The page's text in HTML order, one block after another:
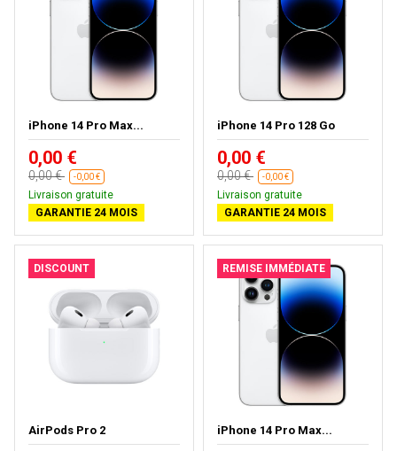
iPhone 14 Pro Max...
0,00 €
0,00 € -0,00 €
Livraison gratuite
GARANTIE 24 MOIS
iPhone 14 Pro 128 Go
0,00 €
0,00 € -0,00 €
Livraison gratuite
GARANTIE 24 MOIS
DISCOUNT
AirPods Pro 2
REMISE IMMÉDIATE
iPhone 14 Pro Max...